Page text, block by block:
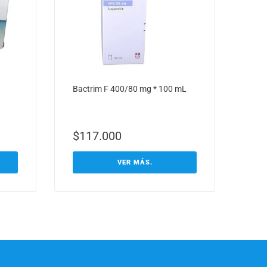
Bactrim F 400/80 mg * 100 mL
$117.000
VER MÁS.